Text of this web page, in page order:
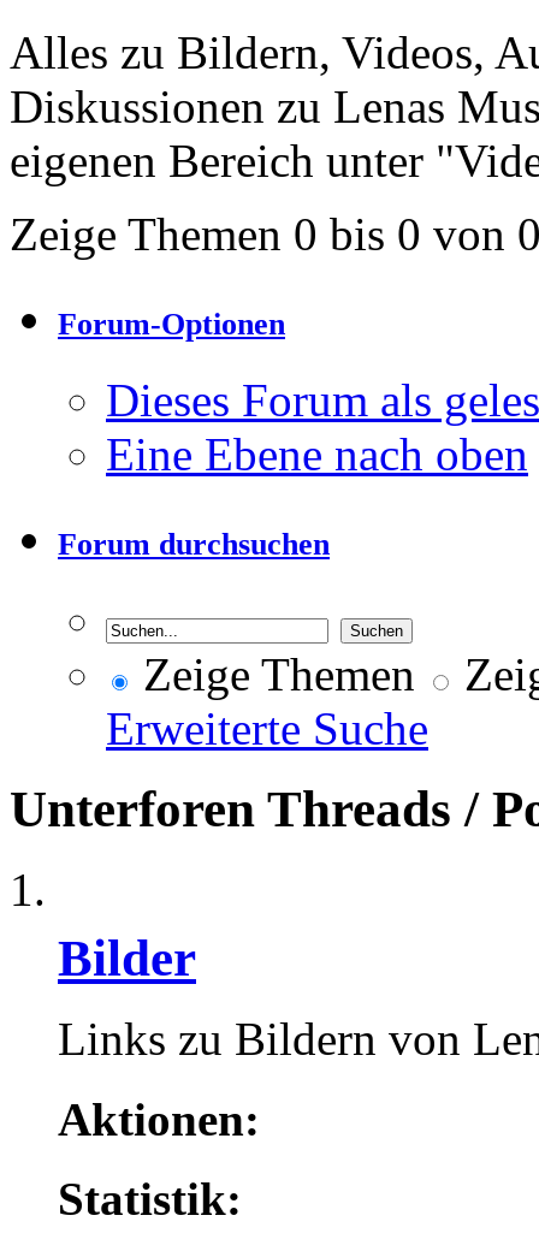
Alles zu Bildern, Videos,
Diskussionen zu Lenas
eigenen Bereich unter
Zeige Themen 0 bis 0 von
Forum-Optionen
Dieses Forum als
Eine Ebene nach oben
Forum durchsuchen
Zeige Themen
Erweiterte Suche
Unterforen Threads /
Bilder
Links zu Bildern von
Aktionen:
Statistik: